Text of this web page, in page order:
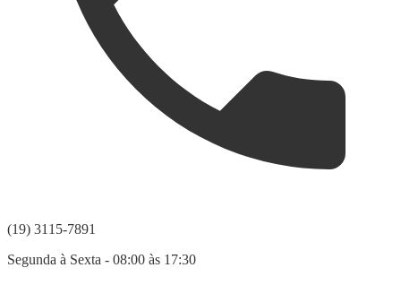
(19) 3115-7891
Segunda à Sexta - 08:00 às 17:30